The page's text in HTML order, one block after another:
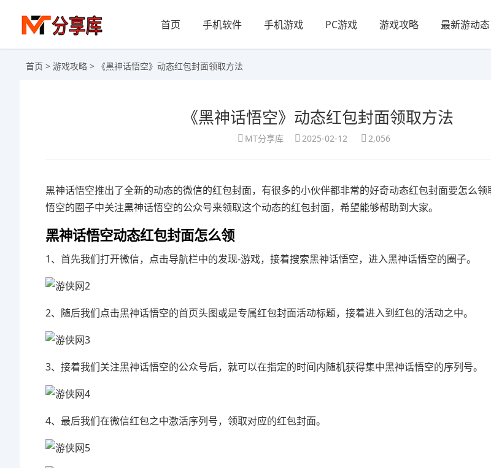
首页 手机软件 手机游戏 PC游戏 游戏攻略 最新游动态
首页 > 游戏攻略 > 《黑神话悟空》动态红包封面领取方法
《黑神话悟空》动态红包封面领取方法
MT分享库 2025-02-12 2,056
黑神话悟空推出了全新的动态的微信的红包封面，有很多的小伙伴都非常的好奇动态红包封面要怎么
悟空的圈子中关注黑神话悟空的公众号来领取这个动态的红包封面，希望能够帮助到大家。
黑神话悟空动态红包封面怎么领
1、首先我们打开微信，点击导航栏中的发现-游戏，接着搜索黑神话悟空，进入黑神话悟空的圈子。
2、随后我们点击黑神话悟空的首页头图或是专属红包封面活动标题，接着进入到红包的活动之中。
3、接着我们关注黑神话悟空的公众号后，就可以在指定的时间内随机获得集中黑神话悟空的序列号。
4、最后我们在微信红包之中激活序列号，领取对应的红包封面。